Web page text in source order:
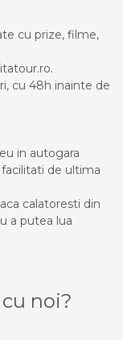
cu prize, filme,
cu 48h inainte de
in autogara
de ultima
calatoresti din
a putea lua
noi?